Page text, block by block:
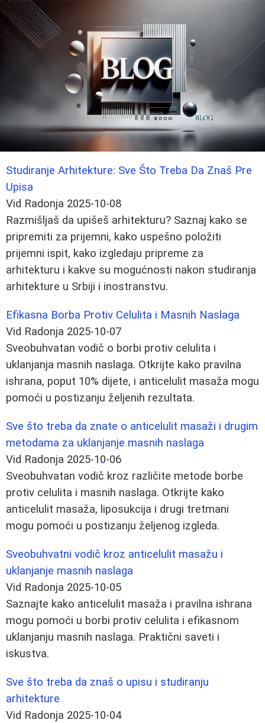
Studiranje Arhitekture: Sve Što Treba Da Znaš Pre
Upisa
Vid Radonja 2025-10-08
Razmišljaš da upišeš arhitekturu? Saznaj kako se
pripremiti za prijemni, kako uspešno položiti
prijemni ispit, kako izgledaju pripreme za
arhitekturu i kakve su mogućnosti nakon studiranja
arhitekture u Srbiji i inostranstvu.
Efikasna Borba Protiv Celulita i Masnih Naslaga
Vid Radonja 2025-10-07
Sveobuhvatan vodič o borbi protiv celulita i
uklanjanja masnih naslaga. Otkrijte kako pravilna
ishrana, poput 10% dijete, i anticelulit masaža mogu
pomoći u postizanju željenih rezultata.
Sve što treba da znate o anticelulit masaži i drugim
metodama za uklanjanje masnih naslaga
Vid Radonja 2025-10-06
Sveobuhvatan vodič kroz različite metode borbe
protiv celulita i masnih naslaga. Otkrijte kako
anticelulit masaža, liposukcija i drugi tretmani
mogu pomoći u postizanju željenog izgleda.
Sveobuhvatni vodič kroz anticelulit masažu i
uklanjanje masnih naslaga
Vid Radonja 2025-10-05
Saznajte kako anticelulit masaža i pravilna ishrana
mogu pomoći u borbi protiv celulita i efikasnom
uklanjanju masnih naslaga. Praktični saveti i
iskustva.
Sve što treba da znaš o upisu i studiranju
arhitekture
Vid Radonja 2025-10-04